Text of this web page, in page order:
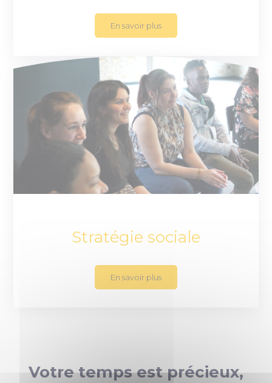
En savoir plus
Stratégie sociale
En savoir plus
Votre temps est précieux,